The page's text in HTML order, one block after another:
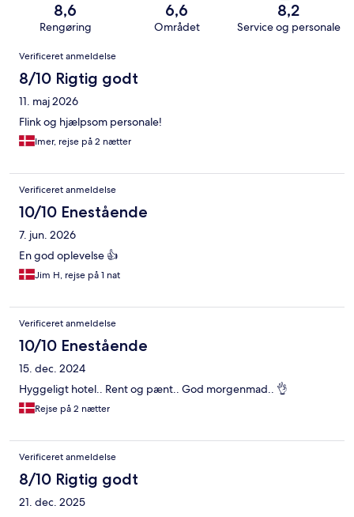
8,6
Rengøring
6,6
Området
8,2
Service og personale
Anmeldelser
Verificeret anmeldelse
8/10 Rigtig godt
11. maj 2026
Flink og hjælpsom personale!
Imer, rejse på 2 nætter
Verificeret anmeldelse
10/10 Enestående
7. jun. 2026
En god oplevelse 👍
Jim H, rejse på 1 nat
Verificeret anmeldelse
10/10 Enestående
15. dec. 2024
Hyggeligt hotel.. Rent og pænt.. God morgenmad.. 👌
Rejse på 2 nætter
Verificeret anmeldelse
8/10 Rigtig godt
21. dec. 2025